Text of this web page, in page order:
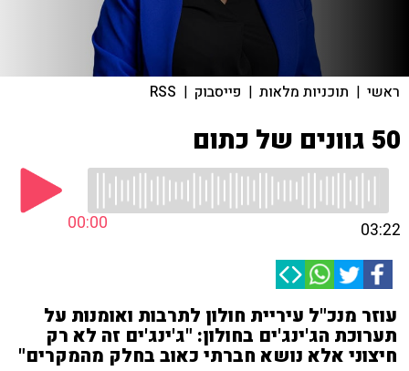
ראשי | תוכניות מלאות | פייסבוק |
RSS
50 גוונים של כתום
00:00 03:22
עוזר מנכ"ל עיריית חולון לתרבות ואומנות על
תערוכת הג'ינג'ים בחולון: "ג'ינג'ים זה לא רק
חיצוני אלא נושא חברתי כאוב בחלק מהמקרים"